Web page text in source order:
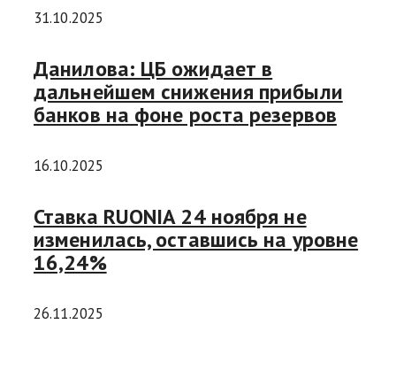
31.10.2025
Данилова: ЦБ ожидает в
дальнейшем снижения прибыли
банков на фоне роста резервов
16.10.2025
Ставка RUONIA 24 ноября не
изменилась, оставшись на уровне
16,24%
26.11.2025